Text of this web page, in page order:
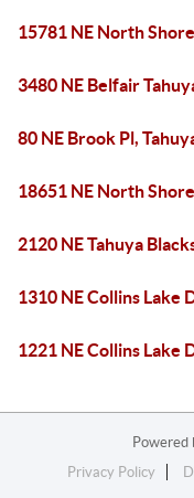
15781 NE North
3480 NE Belfair
80 NE Brook Pl,
18651 NE North
2120 NE Tahuya
1310 NE Collins Lake
1221 NE Collins Lake
Powered
Privacy Policy